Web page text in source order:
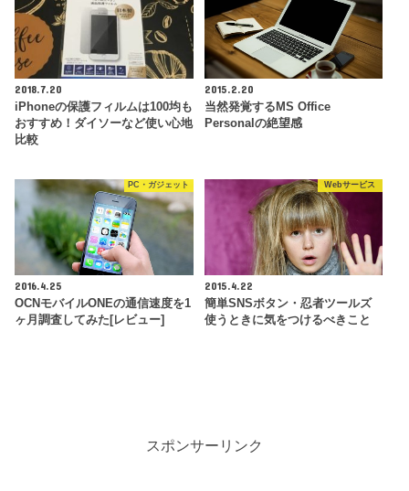
2018.7.20
iPhoneの保護フィルムは100均も
おすすめ！ダイソーなど使い心地
比較
2015.2.20
当然発覚するMS Office
Personalの絶望感
PC・ガジェット
2016.4.25
OCNモバイルONEの通信速度を1
ヶ月調査してみた[レビュー]
Webサービス
2015.4.22
簡単SNSボタン・忍者ツールズ
使うときに気をつけるべきこと
スポンサーリンク